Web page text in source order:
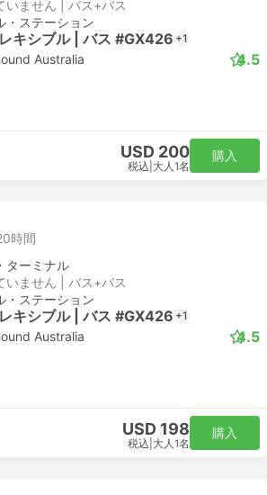
いません | バス+バス
・ステーション
キシブル | バス #GX426 +1
Australia 4.5
USD 200
税込 大人1名
購入
時間
ターミナル
いません | バス+バス
・ステーション
キシブル | バス #GX426 +1
Australia 4.5
USD 198
税込 大人1名
購入